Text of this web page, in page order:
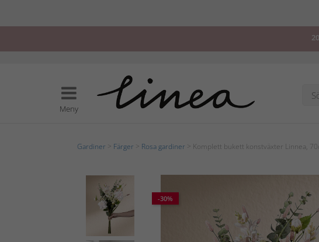
Meny
Gardiner Färger Rosa gardiner > Komplett bukett konstväxter Linnea,
-30%